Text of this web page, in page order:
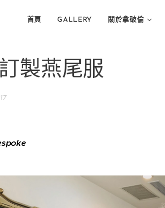
首頁 GALLERY 關於拿破倫
製燕尾服